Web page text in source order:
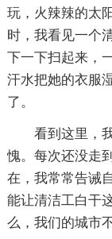
玩，火辣辣的太
时，我看见一个
下一下扫起来，
汗水把她的衣服
了。
看到这里，我
愧。每次还没走
在，我常常告诫
能让清洁工白干
么，我们的城市